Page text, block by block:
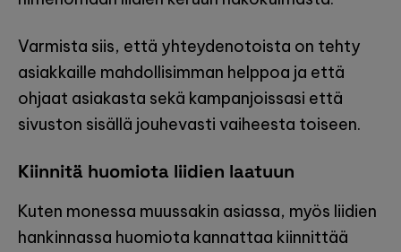
Varmista siis, että yhteydenotoista on tehty
asiakkaille mahdollisimman helppoa ja että
ohjaat asiakasta sekä kampanjoissasi että
sivuston sisällä jouhevasti vaiheesta toiseen.
Kiinnitä huomiota liidien laatuun
Kuten monessa muussakin asiassa, myös liidien
hankinnassa huomiota kannattaa kiinnittää